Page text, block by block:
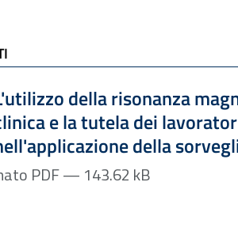
file: della risonanza
e la tutela dei
della
PDF — Dimensione
PDF — 143.62 kB